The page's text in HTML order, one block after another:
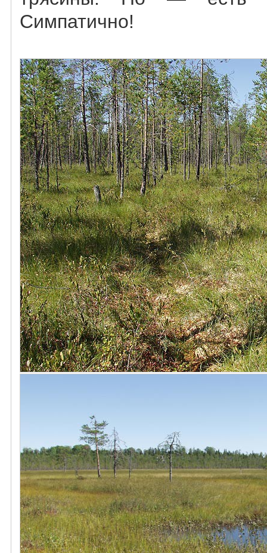
Симпатично!